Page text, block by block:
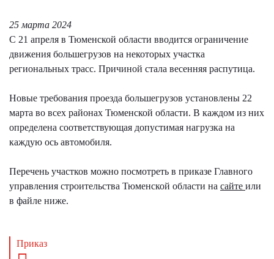
25 марта 2024
С 21 апреля в Тюменской области вводится ограничение
движения большегрузов на некоторых участка
региональных трасс. Причиной стала весенняя распутица.
Новые требования проезда большегрузов установлены 22
марта во всех районах Тюменской области. В каждом из них
определена соответствующая допустимая нагрузка на
каждую ось автомобиля.
Перечень участков можно посмотреть в приказе Главного
управления строительства Тюменской области на сайте или
в файле ниже.
Приказ